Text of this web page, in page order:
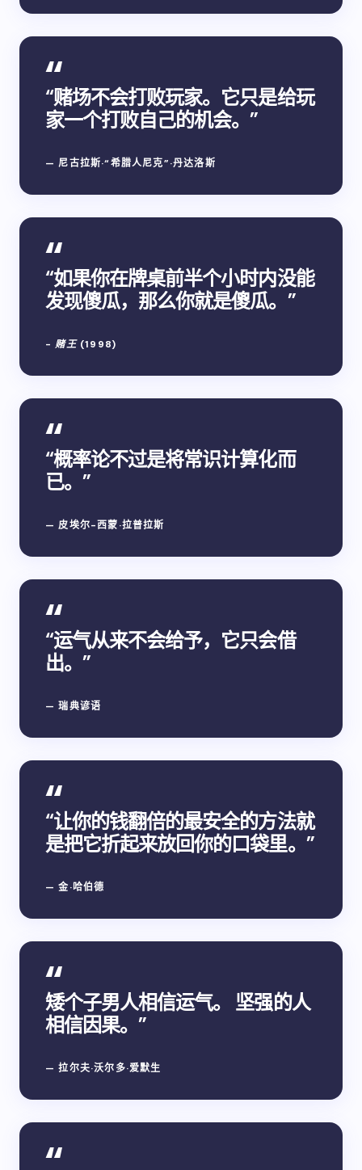
“赌场不会打败玩家。它只是给玩
家一个打败自己的机会。”
— 尼古拉斯·“希腊人尼克”·丹达洛斯
“如果你在牌桌前半个小时内没能
发现傻瓜，那么你就是傻瓜。”
-赌王(1998)
“概率论不过是将常识计算化而
已。”
— 皮埃尔-西蒙·拉普拉斯
“运气从来不会给予，它只会借
出。”
— 瑞典谚语
“让你的钱翻倍的最安全的方法就
是把它折起来放回你的口袋里。”
— 金·哈伯德
矮个子男人相信运气。 坚强的人
相信因果。”
— 拉尔夫·沃尔多·爱默生